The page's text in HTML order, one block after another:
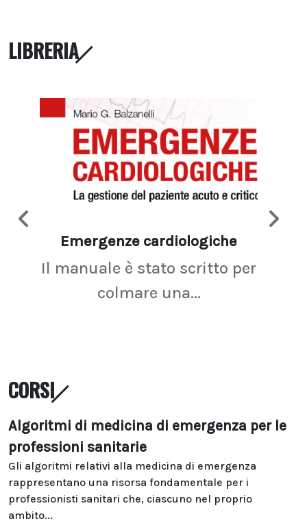
LIBRERIA
Emergenze cardiologiche
Il manuale è stato scritto per
colmare una...
CORSI
Algoritmi di medicina di emergenza per le
professioni sanitarie
Gli algoritmi relativi alla medicina di emergenza
rappresentano una risorsa fondamentale per i
professionisti sanitari che, ciascuno nel proprio
ambito...